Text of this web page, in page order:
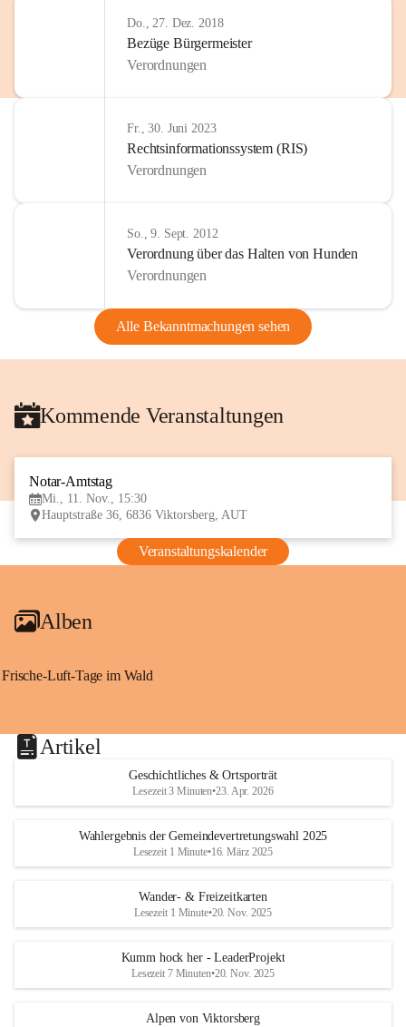
Do., 27. Dez. 2018
Bezüge Bürgermeister
Verordnungen
Fr., 30. Juni 2023
Rechtsinformationssystem (RIS)
Verordnungen
So., 9. Sept. 2012
Verordnung über das Halten von Hunden
Verordnungen
Alle Bekanntmachungen sehen
Kommende Veranstaltungen
Notar-Amtstag
Mi., 11. Nov., 15:30
Hauptstraße 36, 6836 Viktorsberg, AUT
Veranstaltungskalender
Alben
Frische-Luft-Tage im Wald
Artikel
Geschichtliches & Ortsporträt
Lesezeit 3 Minuten•23. Apr. 2026
Wahlergebnis der Gemeindevertretungswahl 2025
Lesezeit 1 Minute•16. März 2025
Wander- & Freizeitkarten
Lesezeit 1 Minute•20. Nov. 2025
Kumm hock her - LeaderProjekt
Lesezeit 7 Minuten•20. Nov. 2025
Alpen von Viktorsberg